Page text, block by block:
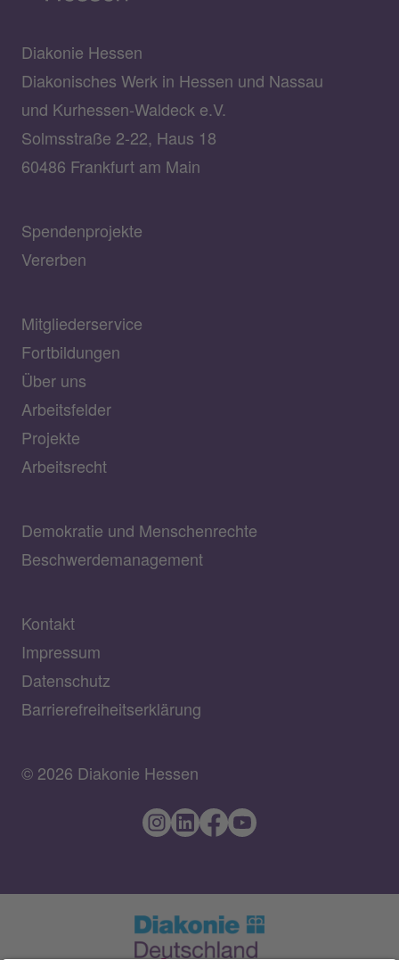
Diakonie Hessen
Diakonisches Werk in Hessen und Nassau
und Kurhessen-Waldeck e.V.
Solmsstraße 2-22, Haus 18
60486 Frankfurt am Main
Spendenprojekte
Vererben
Mitgliederservice
Fortbildungen
Über uns
Arbeitsfelder
Projekte
Arbeitsrecht
Demokratie und Menschenrechte
Beschwerdemanagement
Kontakt
Impressum
Datenschutz
Barrierefreiheitserklärung
© 2026 Diakonie Hessen